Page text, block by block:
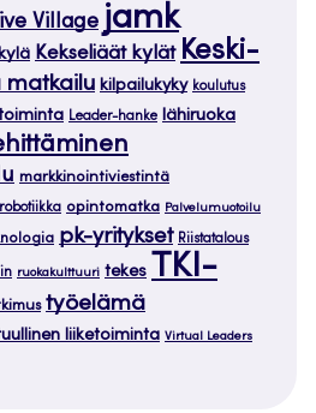
Village jamk
Kekseliäät kylät Keski-
matkailu kilpailukyky koulutus
Leader-hanke lähiruoka
markkinointiviestintä
opintomatka Palvelumuotoilu
pk-yritykset Riistatalous
ruokakulttuuri tekes
TKI-
työelämä
liiketoiminta Virtual Leaders